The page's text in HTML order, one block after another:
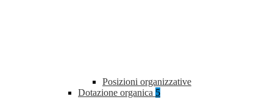
Posizioni organizzative
Dotazione organica 5